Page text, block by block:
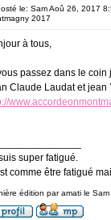
le: Sam Aoû 26, 2017
2017
à tous,
passez dans le coin
Claude Laudat et jean
super fatigué.
comme être fatigué
édition par amati le